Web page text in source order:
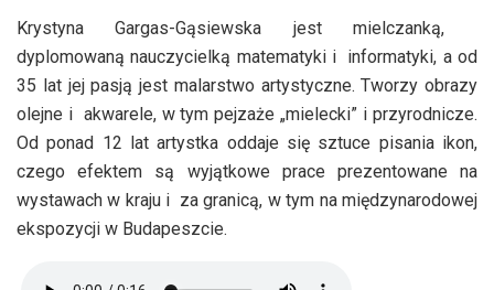
Krystyna Gargas-Gąsiewska jest mielczanką,
dyplomowaną nauczycielką matematyki i informatyki, a od
35 lat jej pasją jest malarstwo artystyczne. Tworzy obrazy
olejne i akwarele, w tym pejzaże „mielecki” i przyrodnicze.
Od ponad 12 lat artystka oddaje się sztuce pisania ikon,
czego efektem są wyjątkowe prace prezentowane na
wystawach w kraju i za granicą, w tym na międzynarodowej
ekspozycji w Budapeszcie.